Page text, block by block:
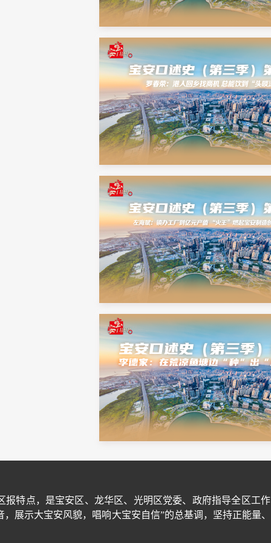
特点，是宝安区、龙华区、光明区党委、政府指导全区工
展示大宝安风貌，唱响大宝安自信”的总基调，坚持正能量